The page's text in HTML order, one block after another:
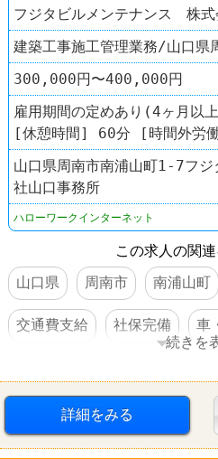
フジタビルメンテナンス 株
建築工事施工管理業務/山口県
300,000円〜400,000円
雇用期間の定めあり(4ヶ月以
[休憩時間] 60分 [時間外労
山口県周南市南浦山町1-7フジ
社山口事務所
ハローワークインターネット
この求人の関
山口県
周南市 南浦山町
交通費支給 社保完備 車
続きを
詳細をみる